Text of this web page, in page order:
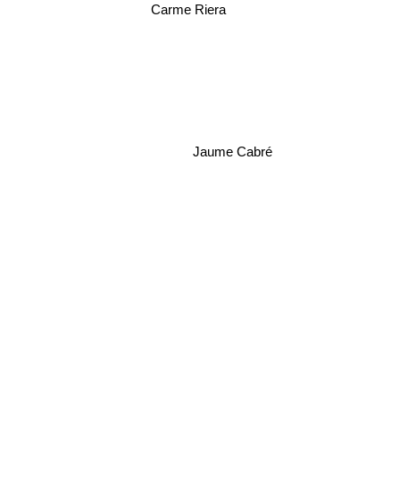
Carme Riera
Jaume Cabré